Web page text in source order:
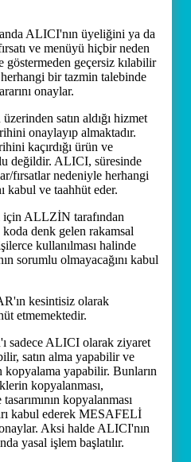
ALICI'nın üyeliğini ya da
ve menüyü hiçbir neden
göstermeden geçersiz kılabilir
bir tazmin talebinde
onaylar.
satın aldığı hizmet
onaylayıp almaktadır.
kaçırdığı ürün ve
değildir. ALICI, süresinde
fırsatlar nedeniyle herhangi
kabul ve taahhüt eder.
için ALLZİN tarafından
denk gelen rakamsal
kullanılması halinde
sorumlu olmayacağını kabul
kesintisiz olarak
etmemektedir.
ALICI olarak ziyaret
satın alma yapabilir ve
kopyalama yapabilir. Bunların
kopyalanması,
kopyalanması
kabul ederek MESAFELİ
Aksi halde ALICI'nın
yasal işlem başlatılır.